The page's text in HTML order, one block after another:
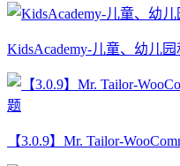
KidsAcademy-儿童、幼儿园
【3.0.9】Mr. Tailor-